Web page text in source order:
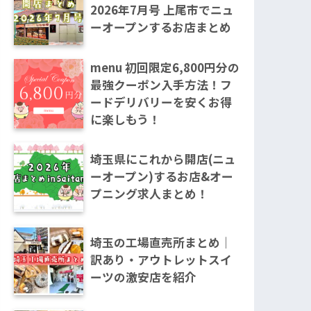
2026年7月号 上尾市でニュ
ーオープンするお店まとめ
menu 初回限定6,800円分の
最強クーポン入手方法！フ
ードデリバリーを安くお得
に楽しもう！
埼玉県にこれから開店(ニュ
ーオープン)するお店&オー
プニング求人まとめ！
埼玉の工場直売所まとめ｜
訳あり・アウトレットスイ
ーツの激安店を紹介